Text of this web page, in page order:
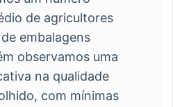
de agricultores
embalagens
observamos uma
na qualidade
com mínimas